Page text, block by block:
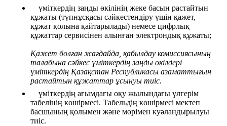
құжаты (түпнұсқасы сәйкестендіру үшін қажет,
құжат қолына қайтарылады) немесе цифрлық
құжаттар сервисінен алынған электрондық құжаты;
Қажет болған жағдайда, қабылдау комиссиясының
талабына сәйкес үміткердің заңды өкілдері
үміткердің Қазақстан Республикасы азаматтығын
растайтын құжаттар ұсынуы тиіс.
табелінің көшірмесі. Табельдің көшірмесі мектеп
басшының қолымен және мөрімен куәландырылуы
тиіс.